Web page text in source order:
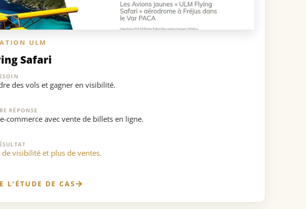
ULM
Safari
des vols et gagner en visibilité.
RÉPONSE
commerce avec vente de billets en ligne.
de visibilité et plus de ventes.
L'ÉTUDE DE CAS